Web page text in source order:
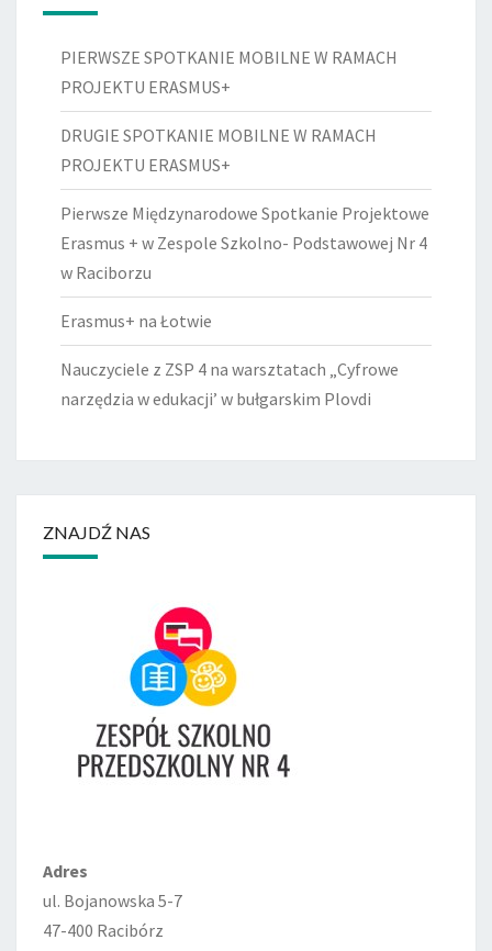
PIERWSZE SPOTKANIE MOBILNE W RAMACH
PROJEKTU ERASMUS+
DRUGIE SPOTKANIE MOBILNE W RAMACH
PROJEKTU ERASMUS+
Pierwsze Międzynarodowe Spotkanie Projektowe
Erasmus + w Zespole Szkolno- Podstawowej Nr 4
w Raciborzu
Erasmus+ na Łotwie
Nauczyciele z ZSP 4 na warsztatach „Cyfrowe
narzędzia w edukacji’ w bułgarskim Plovdi
ZNAJDŹ NAS
Adres
ul. Bojanowska 5-7
47-400 Racibórz